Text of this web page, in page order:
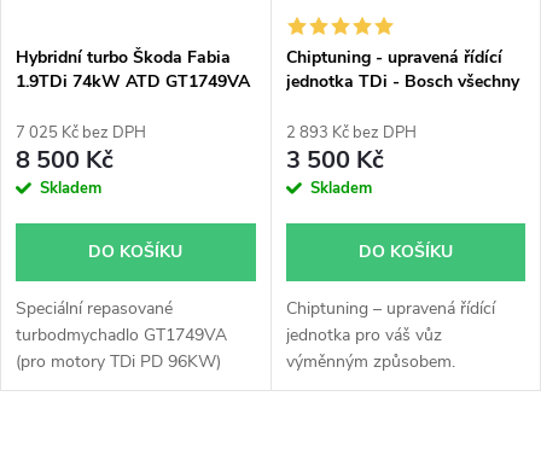
p
r
o
u
k
s
p
r
o
d
u
k
Hybridní turbo Škoda Fabia
1.9TDi 74kW ATD GT1749VA
7 025 Kč bez DPH
8 500 Kč
Skladem
DO KOŠÍKU
Speciální repasované
turbodmychadlo GT1749VA
(pro motory TDi PD 96KW)
instalované v obalu GT1749V
Chiptuning - upravená řídící
jednotka TDi - Bosch všechny
2 893 Kč bez DPH
3 500 Kč
Skladem
DO KOŠÍKU
Chiptuning – upravená řídící
jednotka pro váš vůz
výměnným způsobem.